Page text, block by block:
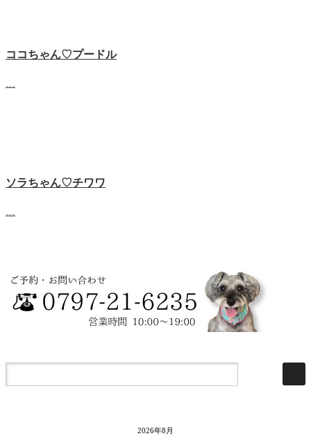
ココちゃん♡‬プードル
ソラちゃん♡‬チワワ
2026年8月